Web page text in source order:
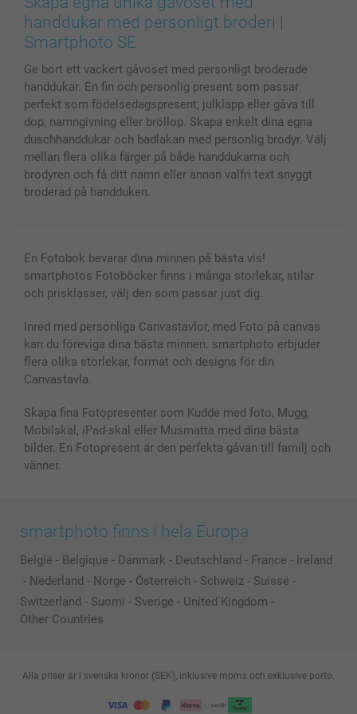
Skal till Mobil & Surfplatta
MyNameBook
Fotoramar & Tillbehör
Presentkort
Alla fotoprodukter
Sitemap
Villkor och garantier
smartbonus
Priser & betalning
handdukar med personligt broderi |
Smartphoto SE
Ge bort ett vackert gåvoset med personligt broderade
handdukar. En fin och personlig present som passar
perfekt som födelsedagspresent, julklapp eller gåva till
dop, namngivning eller bröllop. Skapa enkelt dina egna
duschhanddukar och badlakan med personlig brodyr. Välj
mellan flera olika färger på både handdukarna och
brodyren och få ditt namn eller annan valfri text snyggt
broderad på handduken.
En Fotobok bevarar dina minnen på bästa vis!
smartphotos Fotoböcker finns i många storlekar, stilar
och prisklasser, välj den som passar just dig.
Inred med personliga Canvastavlor, med Foto på canvas
kan du föreviga dina bästa minnen. smartphoto erbjuder
flera olika storlekar, format och designs för din
Canvastavla.
Skapa fina Fotopresenter som Kudde med foto, Mugg,
Mobilskal, iPad-skal eller Musmatta med dina bästa
bilder. En Fotopresent är den perfekta gåvan till familj och
vänner.
smartphoto finns i hela Europa
België - Belgique - Danmark - Deutschland - France - Ireland
- Nederland - Norge - Österreich - Schweiz - Suisse -
Switzerland - Suomi - Sverige - United Kingdom -
Other Countries
Alla priser är i svenska kronor (SEK), inklusive moms och exklusive porto.